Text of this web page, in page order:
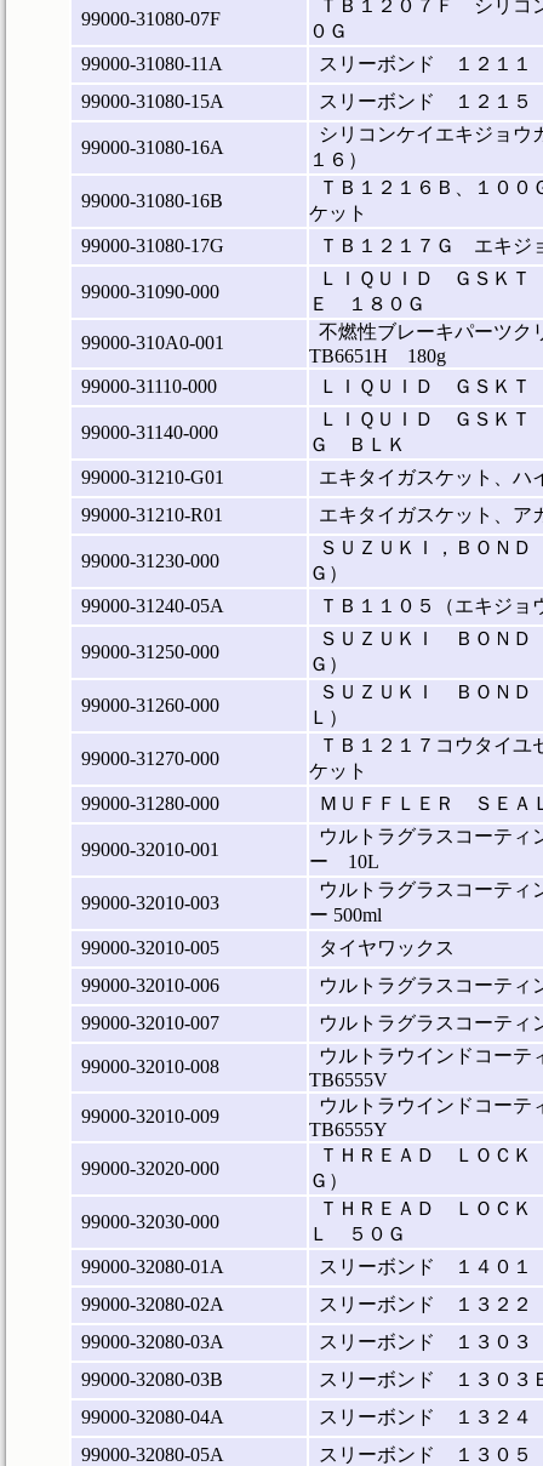
99000-31080-07F
ＴＢ１２０７Ｆ シリコ
０Ｇ
99000-31080-11A
スリーボンド １２１１
99000-31080-15A
スリーボンド １２１５
99000-31080-16A
シリコンケイエキジョウ
１６）
99000-31080-16B
ＴＢ１２１６Ｂ、１００
ケット
99000-31080-17G
ＴＢ１２１７Ｇ エキジ
99000-31090-000
ＬＩＱＵＩＤ ＧＳＫ
Ｅ １８０Ｇ
99000-310A0-001
不燃性ブレーキパーツ
TB6651H 180g
99000-31110-000
ＬＩＱＵＩＤ ＧＳＫ
99000-31140-000
ＬＩＱＵＩＤ ＧＳＫ
Ｇ ＢＬＫ
99000-31210-G01
エキタイガスケット、ハ
99000-31210-R01
エキタイガスケット、ア
99000-31230-000
ＳＵＺＵＫＩ，ＢＯＮ
Ｇ）
99000-31240-05A
ＴＢ１１０５（エキジョ
99000-31250-000
ＳＵＺＵＫＩ ＢＯＮＤ
Ｇ）
99000-31260-000
ＳＵＺＵＫＩ ＢＯＮＤ
Ｌ）
99000-31270-000
ＴＢ１２１７コウタイユ
ケット
99000-31280-000
ＭＵＦＦＬＥＲ ＳＥ
99000-32010-001
ウルトラグラスコーティ
ー 10L
99000-32010-003
ウルトラグラスコーティ
ー 500ml
99000-32010-005
タイヤワックス
99000-32010-006
ウルトラグラスコーティ
99000-32010-007
ウルトラグラスコーティ
99000-32010-008
ウルトラウインドコーテ
TB6555V
99000-32010-009
ウルトラウインドコーテ
TB6555Y
99000-32020-000
ＴＨＲＥＡＤ ＬＯＣ
Ｇ）
99000-32030-000
ＴＨＲＥＡＤ ＬＯＣ
Ｌ ５０Ｇ
99000-32080-01A
スリーボンド １４０１
99000-32080-02A
スリーボンド １３２
99000-32080-03A
スリーボンド １３０３
99000-32080-03B
スリーボンド １３０３
99000-32080-04A
スリーボンド １３２
99000-32080-05A
スリーボンド １３０